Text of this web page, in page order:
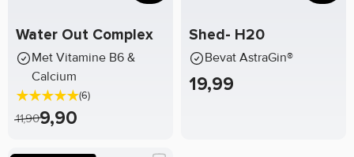
Water Out Complex
Met Vitamine B6 &
Calcium
(6)
11,909,90
Shed- H20
Bevat AstraGin®
19,99